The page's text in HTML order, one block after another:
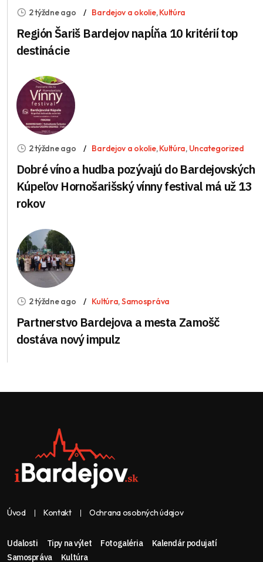
2 týždne ago Bardejov a okolie,Kultúra
Región Šariš Bardejov napĺňa 10 kritérií top
destinácie
2 týždne ago Bardejov a okolie,Kultúra, Uncategorized
Dobré víno a hudba pozývajú do Bardejovských
Kúpeľov Hornošarišský vínny festival má už 13
rokov
2 týždne ago Kultúra,Samospráva
Partnerstvo Bardejova a mesta Zamošč
dostáva nový impulz
Úvod Kontakt Ochrana osobných údajov
Udalosti Tipy na výlet Fotogaléria
Kalendár podujatí
Samospráva
Kultúra